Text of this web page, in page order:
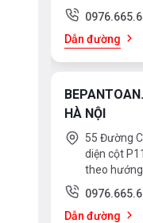
Dẫn đường
HÀ NỘI
55 Đường
diện cột
theo
Dẫn đường